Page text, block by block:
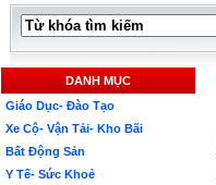
DANH MỤC
Giáo Dục- Đào Tạo
Xe Cộ- Vận Tải- Kho Bãi
Bất Động Sản
Y Tế- Sức Khoẻ